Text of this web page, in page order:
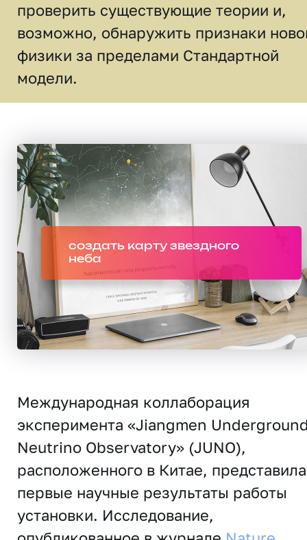
проверить существующие теории и,
возможно, обнаружить признаки
физики за пределами Стандартной
модели.
создать карту звездного
неба
Международная коллаборация
эксперимента «Jiangmen
Neutrino Observatory» (JUNO),
расположенного в Китае, представила
первые научные результаты работы
установки. Исследование,